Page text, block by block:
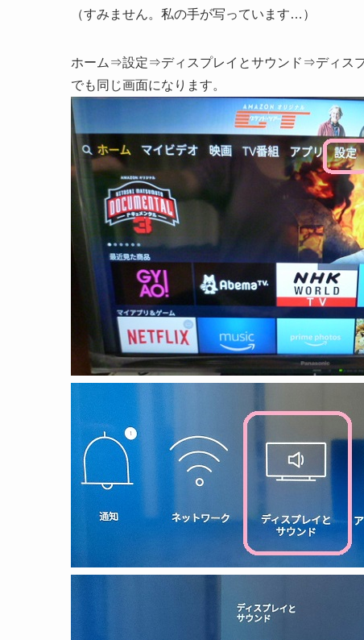
（すみません。私の手が写っています…）
ホーム⇒設定⇒ディスプレイとサウンド⇒ディス
でも同じ画面になります。